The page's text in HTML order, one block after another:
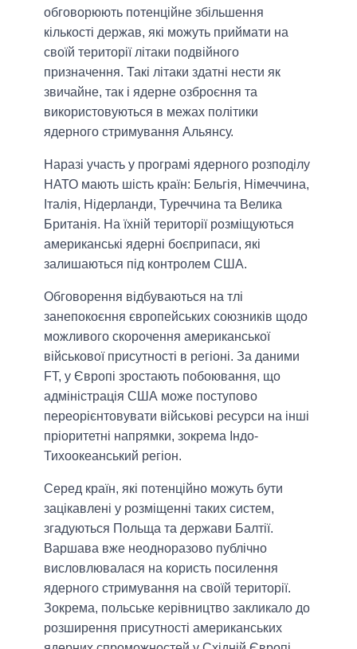
обговорюють потенційне збільшення
кількості держав, які можуть приймати на
своїй території літаки подвійного
призначення. Такі літаки здатні нести як
звичайне, так і ядерне озброєння та
використовуються в межах політики
ядерного стримування Альянсу.
Наразі участь у програмі ядерного розподілу
НАТО мають шість країн: Бельгія, Німеччина,
Італія, Нідерланди, Туреччина та Велика
Британія. На їхній території розміщуються
американські ядерні боєприпаси, які
залишаються під контролем США.
Обговорення відбуваються на тлі
занепокоєння європейських союзників щодо
можливого скорочення американської
військової присутності в регіоні. За даними
FT, у Європі зростають побоювання, що
адміністрація США може поступово
переорієнтовувати військові ресурси на інші
пріоритетні напрямки, зокрема Індо-
Тихоокеанський регіон.
Серед країн, які потенційно можуть бути
зацікавлені у розміщенні таких систем,
згадуються Польща та держави Балтії.
Варшава вже неодноразово публічно
висловлювалася на користь посилення
ядерного стримування на своїй території.
Зокрема, польське керівництво закликало до
розширення присутності американських